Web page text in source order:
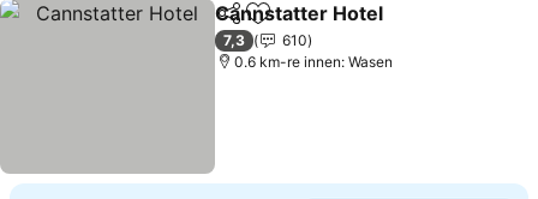
Megosztás
Hozzáadás a kedvencekhez
Cannstatter Hotel
7,3
610
0.6 km-re innen: Wasen